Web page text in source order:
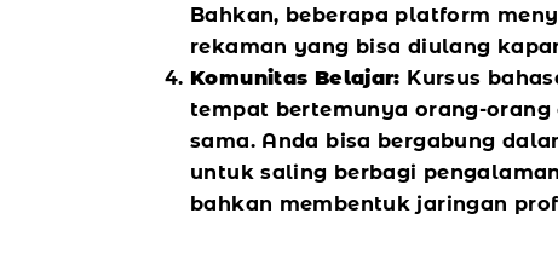
Bahkan, beberapa platform
rekaman yang bisa diulang
Komunitas Belajar: Kursus
tempat bertemunya orang-
sama. Anda bisa bergabung
untuk saling berbagi
bahkan membentuk jaringan